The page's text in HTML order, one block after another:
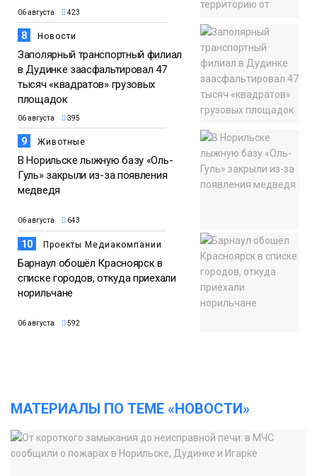
06 августа 423
8 Новости
Заполярный транспортный филиал
в Дудинке заасфальтировал 47
тысяч «квадратов» грузовых
площадок
06 августа 395
9 Животные
В Норильске лыжную базу «Оль-
Гуль» закрыли из-за появления
медведя
06 августа 643
10 Проекты Медиакомпании
Барнаул обошёл Красноярск в
списке городов, откуда приехали
норильчане
06 августа 592
МАТЕРИАЛЫ ПО ТЕМЕ «НОВОСТИ»